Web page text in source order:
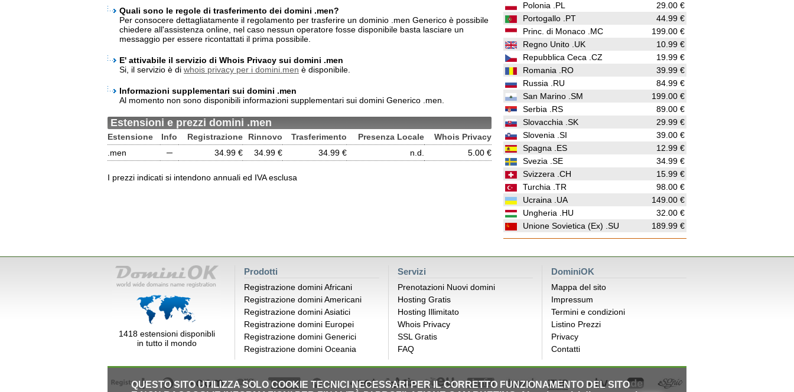
Quali sono le regole di trasferimento dei domini .men?
Per consocere dettagliatamente il regolamento per trasferire un dominio .men Generico è possibile
chiedere all'assistenza online, nel caso nessun operatore fosse disponibile basta lasciare un
messaggio per essere ricontattati il prima possibile.
E' attivabile il servizio di Whois Privacy sui domini .men
Si, il servizio è di whois privacy per i domini.men è disponibile.
Informazioni supplementari sui domini .men
Al momento non sono disponibili informazioni supplementari sui domini Generico .men.
Estensioni e prezzi domini .men
Estensione Info Registrazione Rinnovo Trasferimento Presenza Locale
Whois Privacy
.men
─ 34.99 € 34.99 € 34.99 € n.d. 5.00 €
I prezzi indicati si intendono annuali ed IVA esclusa
Polonia .PL
29.00 €
Portogallo .PT
44.99 €
Princ. di Monaco .MC
199.00 €
Regno Unito .UK
10.99 €
Repubblica Ceca .CZ
19.99 €
Romania .RO
39.99 €
Russia .RU
84.99 €
San Marino .SM
199.00 €
Serbia .RS
89.00 €
Slovacchia .SK
29.99 €
Slovenia .SI
39.00 €
Spagna .ES
12.99 €
Svezia .SE
34.99 €
Svizzera .CH
15.99 €
Turchia .TR
98.00 €
Ucraina .UA
149.00 €
Ungheria .HU
32.00 €
Unione Sovietica (Ex) .SU
189.99 €
1418 estensioni disponibli
in tutto il mondo
Prodotti
Registrazione domini Africani
Registrazione domini Americani
Registrazione domini Asiatici
Registrazione domini Europei
Registrazione domini Generici
Registrazione domini Oceania
Servizi
Prenotazioni Nuovi domini
Hosting Gratis
Hosting Illimitato
Whois Privacy
SSL Gratis
FAQ
DominiOK
Mappa del sito
Impressum
Termini e condizioni
Listino Prezzi
Privacy
Contatti
QUESTO SITO UTILIZZA SOLO COOKIE TECNICI NECESSARI PER IL CORRETTO FUNZIONAMENTO DEL SITO